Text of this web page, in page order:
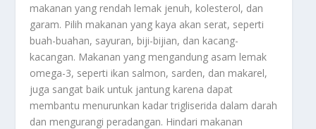
makanan yang rendah lemak jenuh, kolesterol, dan
garam. Pilih makanan yang kaya akan serat, seperti
buah-buahan, sayuran, biji-bijian, dan kacang-
kacangan. Makanan yang mengandung asam lemak
omega-3, seperti ikan salmon, sarden, dan makarel,
juga sangat baik untuk jantung karena dapat
membantu menurunkan kadar trigliserida dalam darah
dan mengurangi peradangan. Hindari makanan